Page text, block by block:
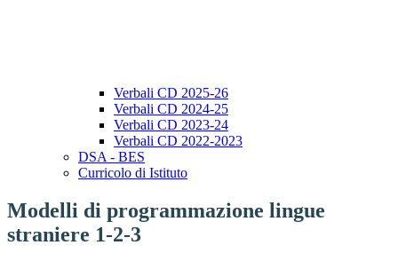
Verbali CD 2025-26
Verbali CD 2024-25
Verbali CD 2023-24
Verbali CD 2022-2023
DSA - BES
Curricolo di Istituto
Modelli di programmazione lingue
straniere 1-2-3